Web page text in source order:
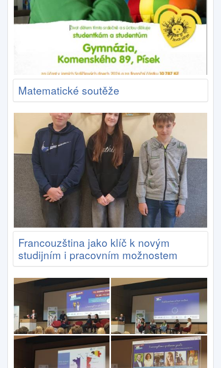
Matematické soutěže
Francouzština jako klíč k novým
studijním i pracovním možnostem